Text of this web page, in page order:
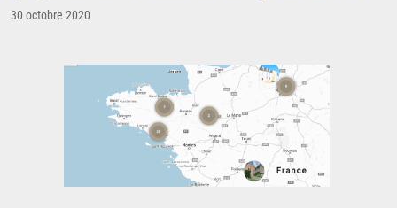
30 octobre 2020